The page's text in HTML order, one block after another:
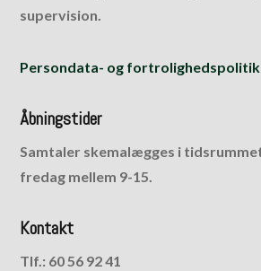
supervision.
Persondata- og fortrolighedspolitik
Åbningstider
Samtaler skemalægges i
fredag mellem 9-15.
Kontakt
Tlf.: 60 56 92 41